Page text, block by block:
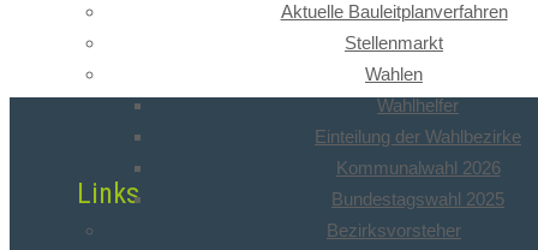
Aktuelle Bauleitplanverfahren
Stellenmarkt
Wahlen
Wahlhelfer
Einteilung der Wahlbezirke
Kommunalwahl 2026
Bundestagswahl 2025
Bezirksvorsteher
Links